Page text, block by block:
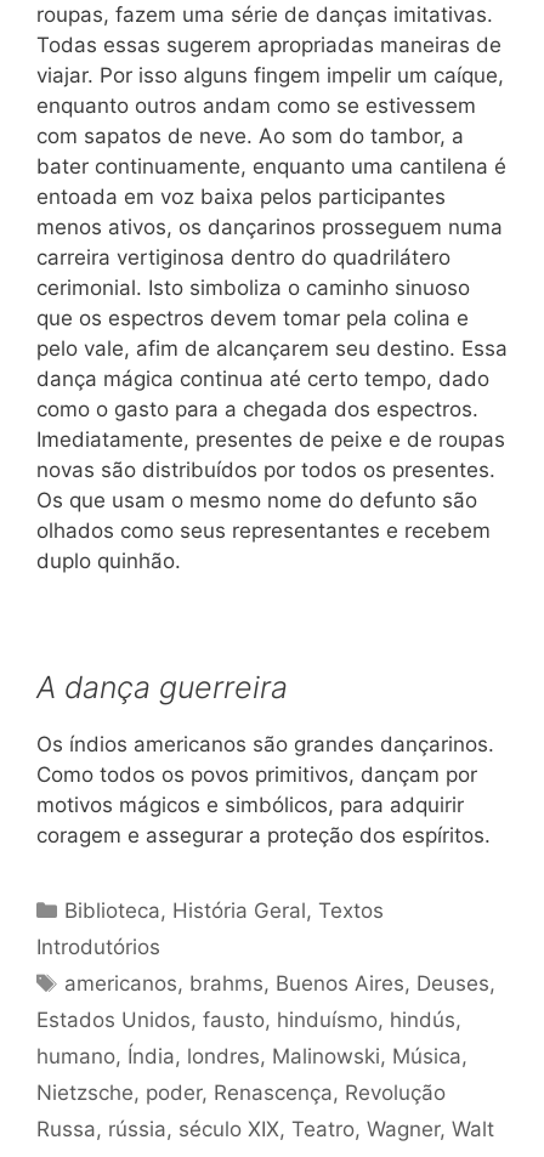
roupas, fazem uma série de danças imitativas.
Todas essas sugerem apropriadas maneiras de
viajar. Por isso alguns fingem impelir um caíque,
enquanto outros andam como se estivessem
com sapatos de neve. Ao som do tambor, a
bater continuamente, enquanto uma cantilena é
entoada em voz baixa pelos participantes
menos ativos, os dançarinos prosseguem numa
carreira vertiginosa dentro do quadrilátero
cerimonial. Isto simboliza o caminho sinuoso
que os espectros devem tomar pela colina e
pelo vale, afim de alcançarem seu destino. Essa
dança mágica continua até certo tempo, dado
como o gasto para a chegada dos espectros.
Imediatamente, presentes de peixe e de roupas
novas são distribuídos por todos os presentes.
Os que usam o mesmo nome do defunto são
olhados como seus representantes e recebem
duplo quinhão.
A dança guerreira
Os índios americanos são grandes dançarinos.
Como todos os povos primitivos, dançam por
motivos mágicos e simbólicos, para adquirir
coragem e assegurar a proteção dos espíritos.
Categorias
Biblioteca, História Geral,Textos
Introdutórios
Tags
americanos, brahms, Buenos Aires, Deuses,
Estados Unidos, fausto, hinduísmo, hindús,
humano, Índia, londres, Malinowski, Música,
Nietzsche, poder, Renascença, Revolução
Russa, rússia, século XIX, Teatro, Wagner, Walt